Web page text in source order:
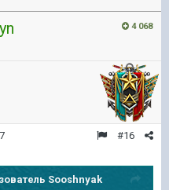
4 068
#16
Sooshnyak